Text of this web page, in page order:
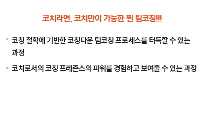
코치라면, 코치만이 가능한 찐 팀코칭!!!
코칭 철학에 기반한 코칭다운 팀코칭 프로세스를 터득할 수 있는
과정
코치로서의 코칭 프레즌스의 파워를 경험하고 보여줄 수 있는 과정